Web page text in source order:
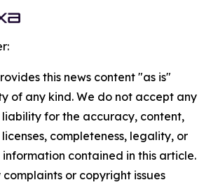
this news content "as is"
of any kind. We do not accept any
liability for the accuracy, content,
completeness, legality, or
contained in this article.
or copyright issues